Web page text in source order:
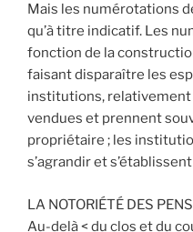
Mais les numérotations
qu’à titre indicatif. Les
fonction de la
faisant disparaître les
institutions,
vendues et prennent
propriétaire ; les
s’agrandir et
LA NOTORIÉTÉ DES
Au-delà < du clos et du